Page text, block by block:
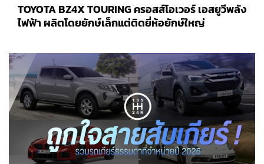
TOYOTA BZ4X TOURING ครอสส์โอเวอร์ เอสยูวีพลัง
ไฟฟ้า ผลิตโดยยักษ์เล็กแต่ติดยี่ห้อยักษ์ใหญ่